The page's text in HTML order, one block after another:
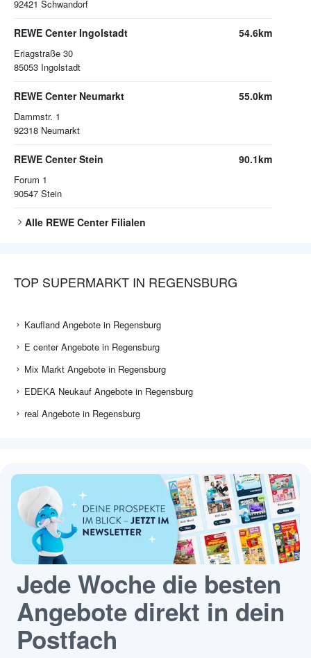
92421 Schwandorf
REWE Center Ingolstadt
Eriagstraße 30
85053 Ingolstadt
54.6km
REWE Center Neumarkt
Dammstr. 1
92318 Neumarkt
55.0km
REWE Center Stein
Forum 1
90547 Stein
90.1km
Alle REWE CenterFilialen
TOP SUPERMARKT IN REGENSBURG
Kaufland Angebote in Regensburg
E center Angebote in Regensburg
Mix Markt Angebote in Regensburg
EDEKA Neukauf Angebote in Regensburg
real Angebote in Regensburg
Jede Woche die besten
Angebote direkt in dein
Postfach